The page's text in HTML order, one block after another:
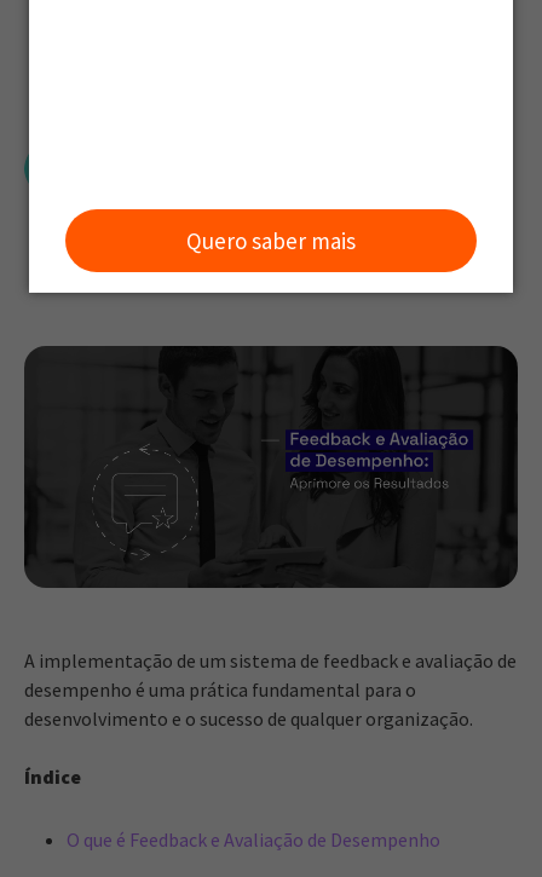
Quero saber mais
A implementação de um sistema de feedback e avaliação de
desempenho é uma prática fundamental para o
desenvolvimento e o sucesso de qualquer organização.
Índice
O que é Feedback e Avaliação de Desempenho